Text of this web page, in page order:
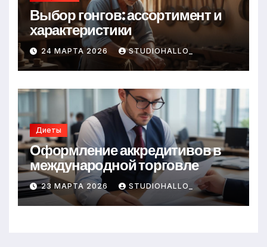
Выбор гонгов: ассортимент и
характеристики
24 МАРТА 2026 STUDIOHALLO_
Диеты
Оформление аккредитивов в
международной торговле
23 МАРТА 2026 STUDIOHALLO_